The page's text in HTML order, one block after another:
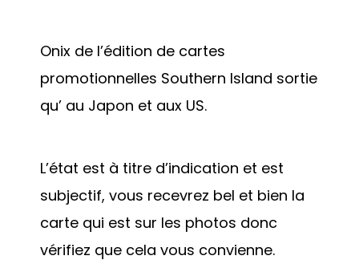
Onix de l’édition de cartes
promotionnelles Southern Island sortie
qu’ au Japon et aux US.
L’état est à titre d’indication et est
subjectif, vous recevrez bel et bien la
carte qui est sur les photos donc
vérifiez que cela vous convienne.